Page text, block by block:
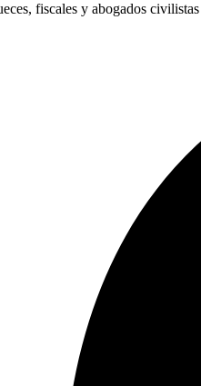
fiscales y abogados